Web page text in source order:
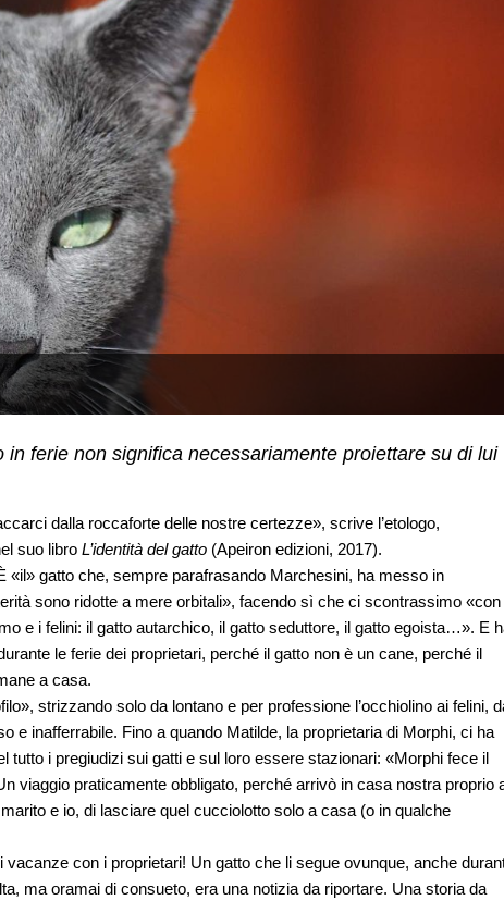
ferie non significa necessariamente proiettare su di lui
dalla roccaforte delle nostre certezze», scrive l’etologo,
suo libro L’identità del gatto (Apeiron edizioni, 2017).
«il» gatto che, sempre parafrasando Marchesini, ha messo in
sono ridotte a mere orbitali», facendo sì che ci scontrassimo «con
e i felini: il gatto autarchico, il gatto seduttore, il gatto egoista…». E
le ferie dei proprietari, perché il gatto non è un cane, perché il
a casa.
strizzando solo da lontano e per professione l’occhiolino ai felini,
e inafferrabile. Fino a quando Matilde, la proprietaria di Morphi, ci ha
tutto i pregiudizi sui gatti e sul loro essere stazionari: «Morphi fece il
viaggio praticamente obbligato, perché arrivò in casa nostra proprio
e io, di lasciare quel cucciolotto solo a casa (o in qualche
con i proprietari! Un gatto che li segue ovunque, anche
ma oramai di consueto, era una notizia da riportare. Una storia da